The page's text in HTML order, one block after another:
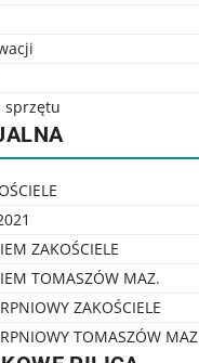
sprzętu
ZAKOŚCIELE
TOMASZÓW MAZ.
ZAKOŚCIELE
TOMASZÓW MAZ